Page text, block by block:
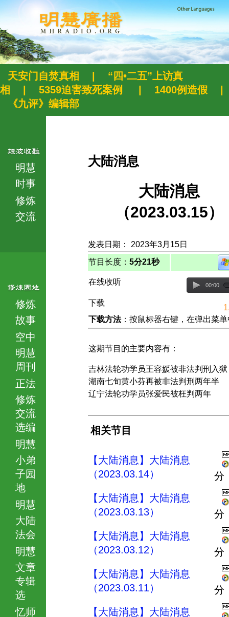
天安门自焚真相
“四•二五”上访真
相
5359迫害致死案例 1400例造假
《九评》编辑部
明慧
时事
修炼
交流
修炼
故事
空中
明慧
周刊
正法
修炼
交流
选编
明慧
小弟
子园
地
明慧
大陆
法会
明慧
文章
专辑
选
忆师
大陆消息
大陆消息
（2023.03.15）
发表日期： 2023年3月15日
节目长度： 5分21秒
在线收听 00:00
下载
下载方法：按鼠标器右键，在弹出菜
这期节目的主要内容有：
吉林法轮功学员王容媛被非法判刑入狱
湖南七旬黄小芬再被非法判刑两年半
辽宁法轮功学员张爱民被枉判两年
相关节目
【大陆消息】大陆消息
（2023.03.14）
分
【大陆消息】大陆消息
（2023.03.13）
分
【大陆消息】大陆消息
（2023.03.12）
分
【大陆消息】大陆消息
（2023.03.11）
分
【大陆消息】大陆消息